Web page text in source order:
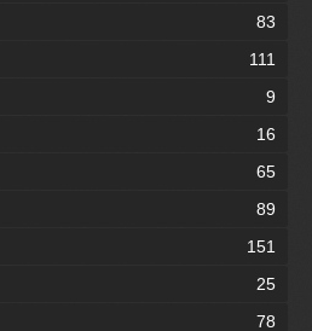
83
111
9
16
65
89
151
25
78